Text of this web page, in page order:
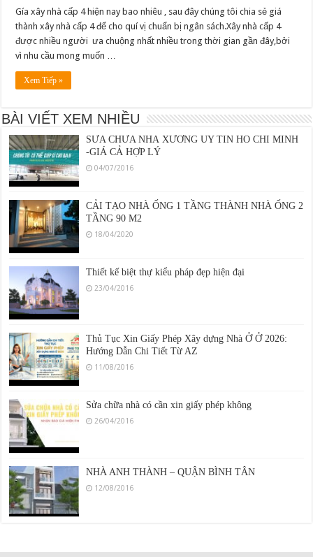
Gía xây nhà cấp 4 hiện nay bao nhiêu , sau đây chúng tôi chia sẻ giá
thành xây nhà cấp 4 để cho quí vị chuẩn bị ngân sách.Xây nhà cấp 4
được nhiều người ưa chuộng nhất nhiều trong thời gian gần đây,bởi
vì nhu cầu mong muốn …
Xem Tiếp »
BÀI VIẾT XEM NHIỀU
KINH NGHIỆM LỰA CHỌN VẬT LIỆU XÂY NHÀ
24/07/2016
09/08/2016
SỬA CHỮA NHÀ XƯỞNG UY TÍN HỒ CHÍ MINH
-GIÁ CẢ HỢP LÝ
04/07/2016
CẢI TẠO NHÀ ỐNG 1 TẦNG THÀNH NHÀ ỐNG 2
TẦNG 90 M2
18/04/2020
Thiết kế biệt thự kiểu pháp đẹp hiện đại
23/04/2016
Thủ Tục Xin Giấy Phép Xây dựng Nhà Ở Ở 2026:
Hướng Dẫn Chi Tiết Từ AZ
11/08/2016
Sửa chữa nhà có cần xin giấy phép không
26/04/2016
NHÀ ANH THÀNH – QUẬN BÌNH TÂN
12/08/2016